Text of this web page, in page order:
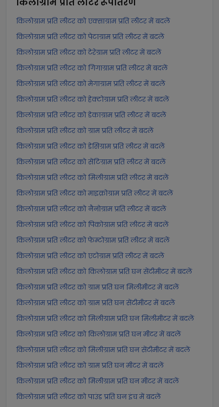
किलोग्राम प्रति लीटर को एक्साग्राम प्रति लीटर में बदलें
किलोग्राम प्रति लीटर को पेटाग्राम प्रति लीटर में बदलें
किलोग्राम प्रति लीटर को टेरेग्राम प्रति लीटर में बदलें
किलोग्राम प्रति लीटर को गिगाग्राम प्रति लीटर में बदलें
किलोग्राम प्रति लीटर को मेगाग्राम प्रति लीटर में बदलें
किलोग्राम प्रति लीटर को हेक्टोग्राम प्रति लीटर में बदलें
किलोग्राम प्रति लीटर को डेकाग्राम प्रति लीटर में बदलें
किलोग्राम प्रति लीटर को ग्राम प्रति लीटर में बदलें
किलोग्राम प्रति लीटर को डेसिग्राम प्रति लीटर में बदलें
किलोग्राम प्रति लीटर को सेंटिग्राम प्रति लीटर में बदलें
किलोग्राम प्रति लीटर को मिलीग्राम प्रति लीटर में बदलें
किलोग्राम प्रति लीटर को माइक्रोग्राम प्रति लीटर में बदलें
किलोग्राम प्रति लीटर को नैनोग्राम प्रति लीटर में बदलें
किलोग्राम प्रति लीटर को पिकोग्राम प्रति लीटर में बदलें
किलोग्राम प्रति लीटर को फेम्टोग्राम प्रति लीटर में बदलें
किलोग्राम प्रति लीटर को एटोग्राम प्रति लीटर में बदलें
किलोग्राम प्रति लीटर को किलोग्राम प्रति घन सेंटीमीटर में बदलें
किलोग्राम प्रति लीटर को ग्राम प्रति घन मिलीमीटर में बदलें
किलोग्राम प्रति लीटर को ग्राम प्रति घन सेंटीमीटर में बदलें
किलोग्राम प्रति लीटर को मिलीग्राम प्रति घन मिलीमीटर में बदलें
किलोग्राम प्रति लीटर को किलोग्राम प्रति घन मीटर में बदलें
किलोग्राम प्रति लीटर को मिलीग्राम प्रति घन सेंटीमीटर में बदलें
किलोग्राम प्रति लीटर को ग्राम प्रति घन मीटर में बदलें
किलोग्राम प्रति लीटर को मिलीग्राम प्रति घन मीटर में बदलें
किलोग्राम प्रति लीटर को पाउंड प्रति घन इंच में बदलें